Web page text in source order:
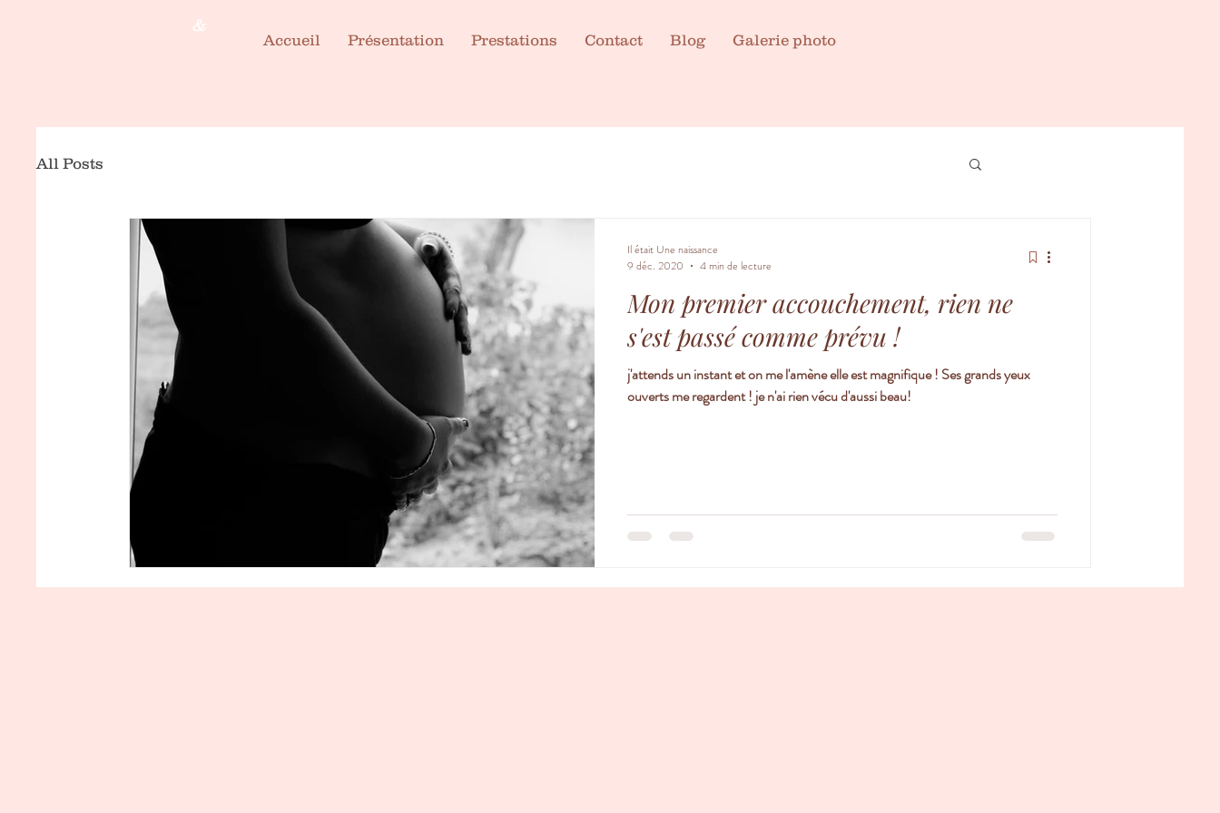
&
Accueil Présentation Prestations Contact Blog Galerie photo
All Posts
Mon premier accouchement, rien ne
s'est passé comme prévu !
j'attends un instant et on me l'amène elle est magnifique ! Ses grands yeux
ouverts me regardent ! je n'ai rien vécu d'aussi beau!
Il était Une naissance
9 déc. 2020
4 min de lecture